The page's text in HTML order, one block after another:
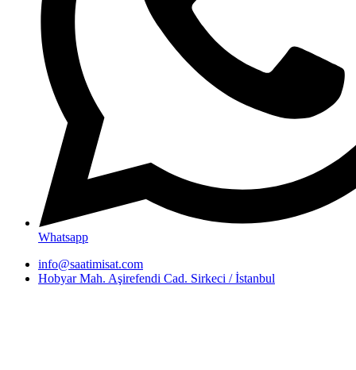
Whatsapp
info@saatimisat.com
Hobyar Mah. Aşirefendi Cad. Sirkeci / İstanbul